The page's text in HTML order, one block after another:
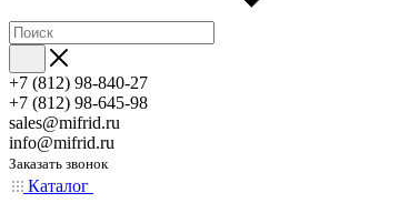
+7 (812) 98-840-27
+7 (812) 98-645-98
sales@mifrid.ru
info@mifrid.ru
Заказать звонок
Каталог